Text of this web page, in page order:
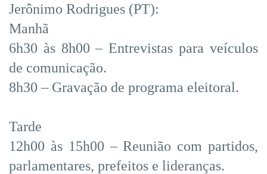
Jerônimo Rodrigues (PT):
Manhã
6h30 às 8h00 – Entrevistas para veículos
de comunicação.
8h30 – Gravação de programa eleitoral.
Tarde
12h00 às 15h00 – Reunião com partidos,
parlamentares, prefeitos e lideranças.